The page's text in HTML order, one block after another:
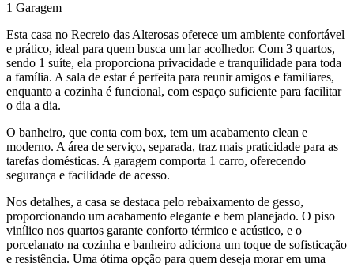
1 Garagem
Esta casa no Recreio das Alterosas oferece um ambiente confortável
e prático, ideal para quem busca um lar acolhedor. Com 3 quartos,
sendo 1 suíte, ela proporciona privacidade e tranquilidade para toda
a família. A sala de estar é perfeita para reunir amigos e familiares,
enquanto a cozinha é funcional, com espaço suficiente para facilitar
o dia a dia.
O banheiro, que conta com box, tem um acabamento clean e
moderno. A área de serviço, separada, traz mais praticidade para as
tarefas domésticas. A garagem comporta 1 carro, oferecendo
segurança e facilidade de acesso.
Nos detalhes, a casa se destaca pelo rebaixamento de gesso,
proporcionando um acabamento elegante e bem planejado. O piso
vinílico nos quartos garante conforto térmico e acústico, e o
porcelanato na cozinha e banheiro adiciona um toque de sofisticação
e resistência. Uma ótima opção para quem deseja morar em uma